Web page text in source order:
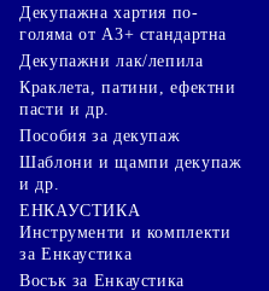
Декупажна хартия по-
голяма от А3+ стандартна
Декупажни лак/лепила
Краклета, патини, ефектни
пасти и др.
Пособия за декупаж
Шаблони и щампи декупаж
и др.
ЕНКАУСТИКА
Инструменти и комплекти
за Енкаустика
Восък за Енкаустика